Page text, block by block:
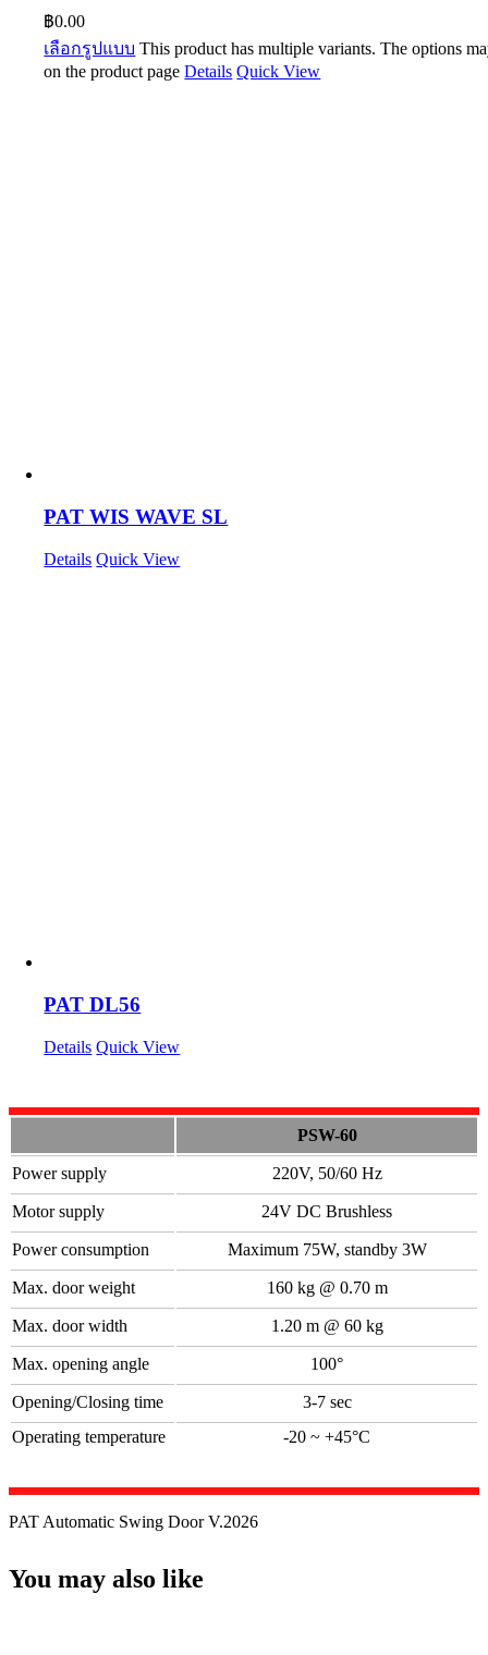
฿0.00
เลือกรูปแบบ This product has multiple variants. The options
on the product pageDetails Quick View
PAT WIS WAVE SL
Details Quick View
PAT DL56
Details Quick View
PSW-60
Power supply 220V, 50/60 Hz
Motor supply 24V DC Brushless
Power consumption Maximum 75W, standby 3W
Max. door weight 160 kg @ 0.70 m
Max. door width 1.20 m @ 60 kg
Max. opening angle 100°
Opening/Closing time
3-7 sec
Operating temperature
-20 ~ +45°C
PAT Automatic Swing Door V.2026
You may also like